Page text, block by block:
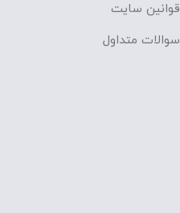
قوانین سایت
سوالات متداول